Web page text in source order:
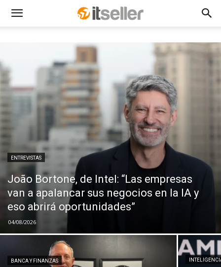
ENTREVISTAS
João Bortone, de Intel: “Las empresas
van a apalancar sus negocios en la IA y
eso abrirá oportunidades”
04/08/2026
BANCA Y FINANZAS